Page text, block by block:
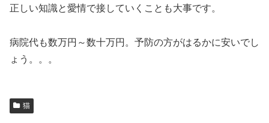
正しい知識と愛情で接していくことも大事です。
病院代も数万円～数十万円。予防の方がはるかに安いでし
ょう。。。
猫